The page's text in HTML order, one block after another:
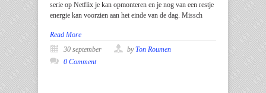
serie op Netflix je kan opmonteren en je nog van een restje
energie kan voorzien aan het einde van de dag. Missch
Read More
30 september
byTon Roumen
0 Comment